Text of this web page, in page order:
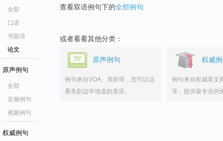
全部
口语
书面语
论文
原声例句
全部
音频例句
视频例句
权威例句
查看双语例句下的全部例句
或者看看其他分类：
原声例句
例句来自VOA、美剧等，您可以边
看美剧边学地道的美语。
权威
例句来自权威英文
等，提供最专业的